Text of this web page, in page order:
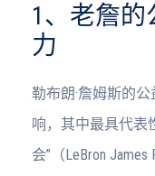
1、老詹
力
勒布朗·詹姆斯的
响，其中最具代表
会”（LeBron